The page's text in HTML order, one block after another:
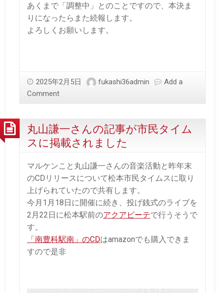
あくまで「調整中」とのことですので、本決ま
りになったらまた続報します。
よろしくお願いします。
2025年2月5日 fukashi36admin
Add a
Comment
丸山謙一さんの記事が市民タイム
スに掲載されました
マルケンこと丸山謙一さんの音楽活動と昨年末
のCDリリースについて松本市民タイムスに取り
上げられていたので共有します。
今月1月18日に開催に続き、投げ銭式のライブを
2月22日に松本駅前のアクアビーテで行うそうで
す。
「南豊科駅南」のCDはamazonでも購入できま
すので是非